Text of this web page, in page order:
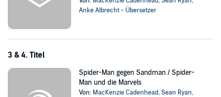
Schurke Doctor Octopus versucht, die Riesen-Partikel von Ant-Man
aufhalten?
Anke Albrecht - Übersetzer
3 & 4. Titel
Spider-Man gegen Sandman / Spider-
Man und die Marvels
Von: MacKenzie Cadenhead,Sean Ryan,